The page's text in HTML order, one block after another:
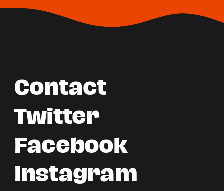
Contact
Twitter
Facebook
Instagram